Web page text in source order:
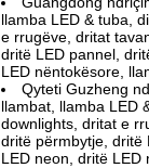
llamba LED & tuba,
e rrugëve, dritat
dritë LED pannel,
LED nëntokësore,
Qyteti Guzheng
llambat, llamba LED
downlights, dritat e
dritë përmbytje, dritë
LED neon, dritë LED